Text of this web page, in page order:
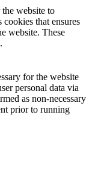
the website to
that ensures
website. These
for the website
personal data via
as non-necessary
prior to running